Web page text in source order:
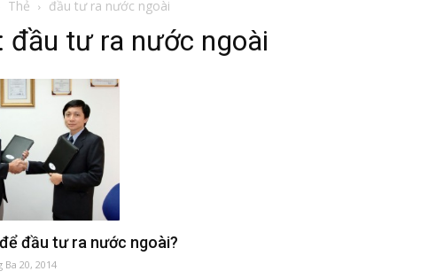
sư
Tư
vấn
Thẻ đầu tư ra nước ngoài
đầu tư ra nước ngoài
đầu tư ra nước ngoài?
Ba 20, 2014